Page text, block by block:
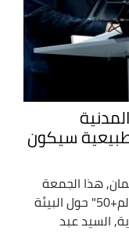
سيكون
هذا الجمعة
على أن مشاركته في اجتماع "ستوكهولم+50" حول البيئة
عبد